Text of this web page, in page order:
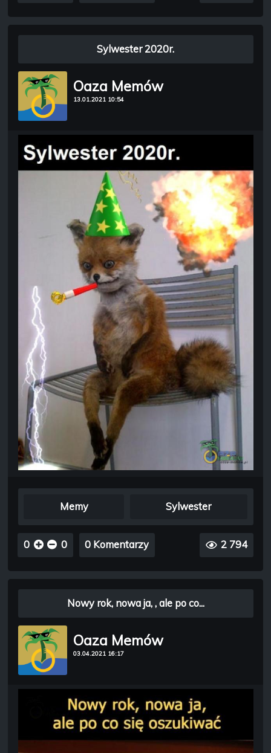
Oaza Memów
13.01.2021 10:54
Sylwester 2020r.
Memy Sylwester
0 0 0 Komentarzy 2 794
Oaza Memów
03.04.2021 16:17
Nowy rok, nowa ja, , ale po co...